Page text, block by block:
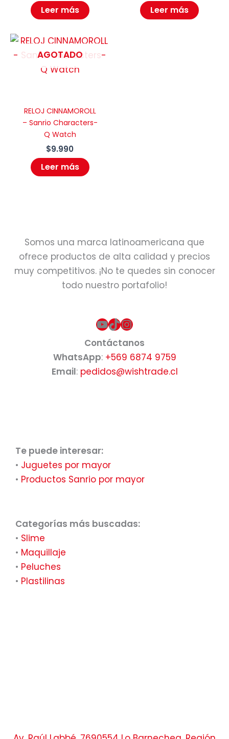
Guarda mi nombre, correo electrónico
Leer más Leer más
AGOTADO
RELOJ CINNAMOROLL
– Sanrio Characters-
Q Watch
$9.990
Leer más
Somos una marca latinoamericana que
ofrece productos de alta calidad y precios
muy competitivos. ¡No te quedes sin conocer
todo nuestro portafolio!
YouTube
TikTok
Instagram
Contáctanos
WhatsApp: +569 6874 9759
Email: pedidos@wishtrade.cl
Te puede interesar:
• Juguetes por mayor
• Productos Sanrio por mayor
Categorías más buscadas:
• Slime
• Maquillaje
• Peluches
• Plastilinas